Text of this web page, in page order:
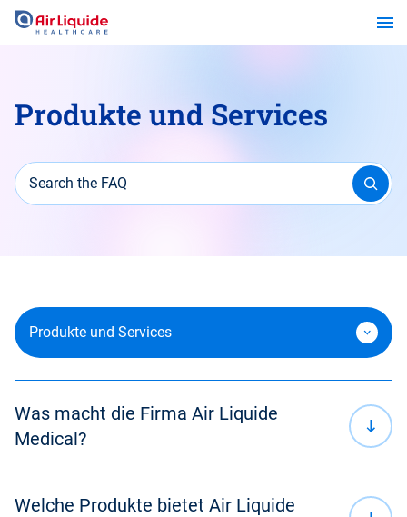
Zum
Hauptinhalt
Produkte und Services
Search the FAQ
Produkte und Services
Fachbegriffe
Informationen auf einer Gasflasche
Lagerung von Gasflaschen
Was macht die Firma Air Liquide
Medical?
Welche Produkte bietet Air Liquide